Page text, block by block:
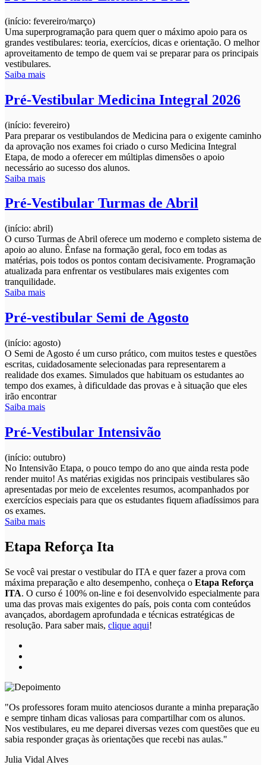
(início: fevereiro/março)
Uma superprogramação para quem quer o máximo apoio para os
grandes vestibulares: teoria, exercícios, dicas e orientação. O melhor
aproveitamento de tempo de quem vai se preparar para os principais
vestibulares.
Saiba mais
Pré-Vestibular Medicina Integral 2026
(início: fevereiro)
Para preparar os vestibulandos de Medicina para o exigente caminho
da aprovação nos exames foi criado o curso Medicina Integral
Etapa, de modo a oferecer em múltiplas dimensões o apoio
necessário ao sucesso dos alunos.
Saiba mais
Pré-Vestibular Turmas de Abril
(início: abril)
O curso Turmas de Abril oferece um moderno e completo sistema de
apoio ao aluno. Ênfase na formação geral, foco em todas as
matérias, pois todos os pontos contam decisivamente. Programação
atualizada para enfrentar os vestibulares mais exigentes com
tranquilidade.
Saiba mais
Pré-vestibular Semi de Agosto
(início: agosto)
O Semi de Agosto é um curso prático, com muitos testes e questões
escritas, cuidadosamente selecionadas para representarem a
realidade dos exames. Simulados que habituam os estudantes ao
tempo dos exames, à dificuldade das provas e à situação que eles
irão encontrar
Saiba mais
Pré-Vestibular Intensivão
(início: outubro)
No Intensivão Etapa, o pouco tempo do ano que ainda resta pode
render muito! As matérias exigidas nos principais vestibulares são
apresentadas por meio de excelentes resumos, acompanhados por
exercícios especiais para que os estudantes fiquem afiadíssimos para
os exames.
Saiba mais
Etapa Reforça Ita
Se você vai prestar o vestibular do ITA e quer fazer a prova com
máxima preparação e alto desempenho, conheça o Etapa Reforça
ITA. O curso é 100% on-line e foi desenvolvido especialmente para
uma das provas mais exigentes do país, pois conta com conteúdos
avançados, abordagem aprofundada e técnicas estratégicas de
resolução. Para saber mais, clique aqui!
"Os professores foram muito atenciosos durante a minha preparação
e sempre tinham dicas valiosas para compartilhar com os alunos.
Nos vestibulares, eu me deparei diversas vezes com questões que eu
sabia responder graças às orientações que recebi nas aulas."
Julia Vidal Alves